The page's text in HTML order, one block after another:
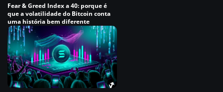
Fear & Greed Index a 40: porque é
que a volatilidade do Bitcoin conta
uma história bem diferente